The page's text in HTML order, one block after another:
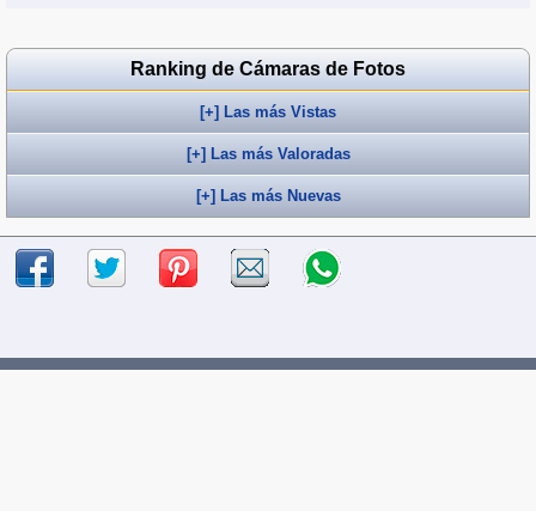
Ranking de Cámaras de Fotos
[+] Las más Vistas
[+] Las más Valoradas
[+] Las más Nuevas